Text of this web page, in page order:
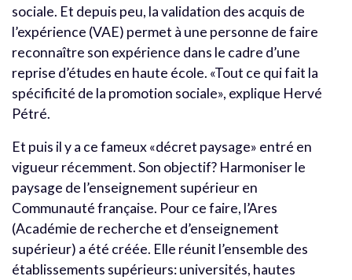
sociale. Et depuis peu, la validation des acquis de
l’expérience (VAE) permet à une personne de faire
reconnaître son expérience dans le cadre d’une
reprise d’études en haute école. «Tout ce qui fait la
spécificité de la promotion sociale», explique Hervé
Pétré.
Et puis il y a ce fameux «décret paysage» entré en
vigueur récemment. Son objectif? Harmoniser le
paysage de l’enseignement supérieur en
Communauté française. Pour ce faire, l’Ares
(Académie de recherche et d’enseignement
supérieur) a été créée. Elle réunit l’ensemble des
établissements supérieurs: universités, hautes